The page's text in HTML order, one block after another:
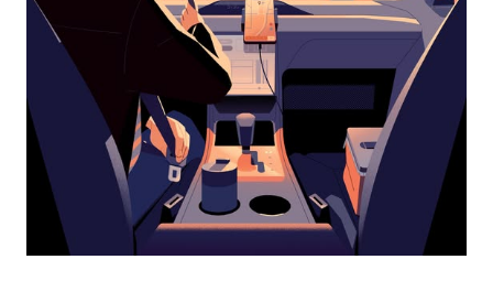
în
jos.
Închide
calendarul
apăsând
pe
butonul
Escape.